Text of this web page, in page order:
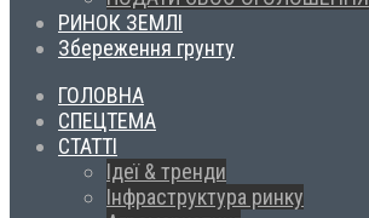
РИНОК ЗЕМЛІ
Збереження грунту
ГОЛОВНА
СПЕЦТЕМА
СТАТТІ
Ідеї & тренди
Інфраструктура ринку